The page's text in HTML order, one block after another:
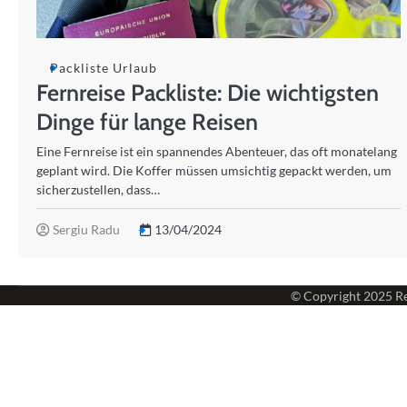
Packliste Urlaub
Fernreise Packliste: Die wichtigsten
Dinge für lange Reisen
Eine Fernreise ist ein spannendes Abenteuer, das oft monatelang
geplant wird. Die Koffer müssen umsichtig gepackt werden, um
sicherzustellen, dass…
Sergiu Radu 13/04/2024
© Copyright 2025